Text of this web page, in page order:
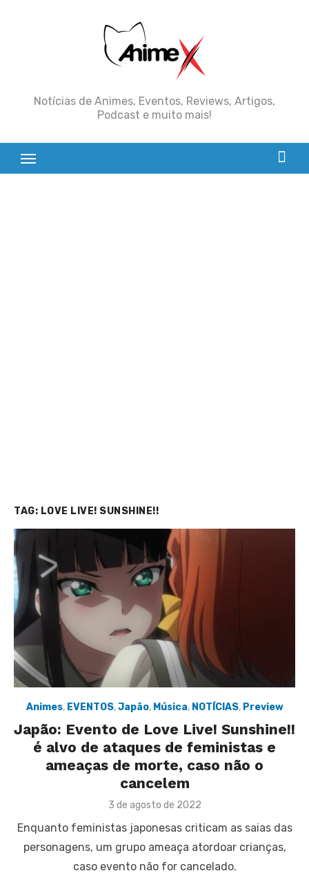
Notícias de Animes, Eventos, Reviews, Artigos,
Podcast e muito mais!
TAG: LOVE LIVE! SUNSHINE!!
Animes, EVENTOS,Japão, Música, NOTÍCIAS, Preview
Japão: Evento de Love Live! Sunshine!!
é alvo de ataques de feministas e
ameaças de morte, caso não o
cancelem
Posted
3 de agosto de 2022
Enquanto feministas japonesas criticam as saias das
personagens, um grupo ameaça atordoar crianças,
caso evento não for cancelado.